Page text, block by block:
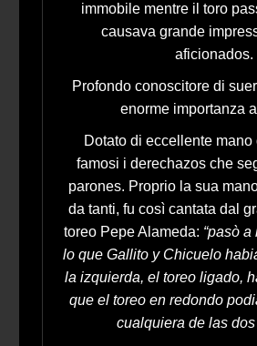
immobile mentre il toro
causava grande
aficionados.
Profondo conoscitore di
enorme importanza
Dotato di eccellente mano
famosi i derechazos che
parones. Proprio la sua
da tanti, fu così cantata dal
toreo Pepe Alameda: “pasò
lo que Gallito y Chicuelo
la izquierda, el toreo ligado,
que el toreo en redondo
cualquiera de las dos